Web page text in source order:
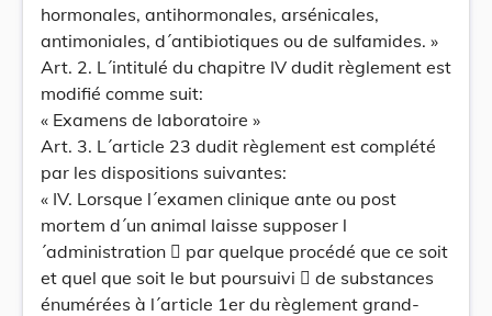
hormonales, antihormonales, arsénicales,
antimoniales, d´antibiotiques ou de sulfamides. »
Art. 2. L´intitulé du chapitre IV dudit règlement est
modifié comme suit:
« Examens de laboratoire »
Art. 3. L´article 23 dudit règlement est complété
par les dispositions suivantes:
« IV. Lorsque l´examen clinique ante ou post
mortem d´un animal laisse supposer l
´administration  par quelque procédé que ce soit
et quel que soit le but poursuivi  de substances
énumérées à l´article 1er du règlement grand-